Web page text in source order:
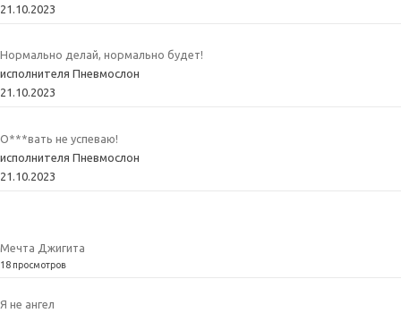
21.10.2023
Нормально делай, нормально будет!
исполнителя Пневмослон
21.10.2023
О***вать не успеваю!
исполнителя Пневмослон
21.10.2023
Мечта Джигита
18 просмотров
Я не ангел